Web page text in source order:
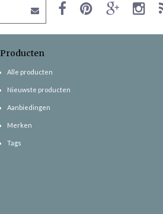
Producten
Alle producten
Nieuwste producten
Aanbiedingen
Merken
Tags